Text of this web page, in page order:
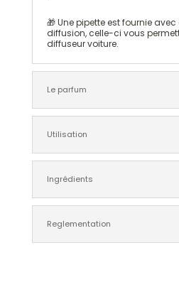
🎁 Une pipette est fournie
diffusion, celle-ci vous
diffuseur voiture.
Le parfum
Utilisation
Ingrédients
Reglementation